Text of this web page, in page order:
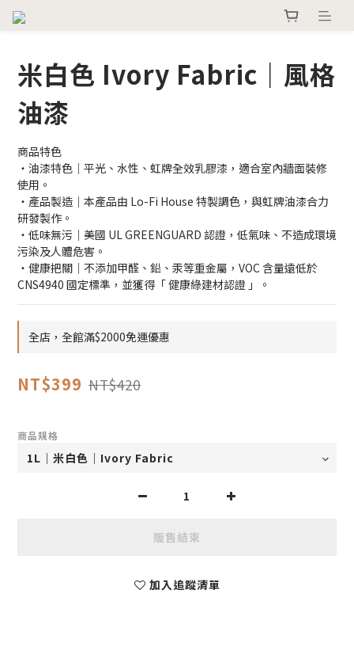
米白色 Ivory Fabric｜風格
油漆
商品特色
・油漆特色｜平光、水性、虹牌全效乳膠漆，適合室內牆面裝修
使用。
・產品製造｜本產品由 Lo-Fi House 特製調色，與虹牌油漆合力
研發製作。
・低味無污｜美國 UL GREENGUARD 認證，低氣味、不造成環境
污染及人體危害。
・健康把關｜不添加甲醛、鉛、汞等重金屬，VOC 含量遠低於
CNS4940 國定標準，並獲得「 健康綠建材認證 」。
全店，全館滿$2000免運優惠
NT$399 NT$420
商品規格
販售結束
加入追蹤清單